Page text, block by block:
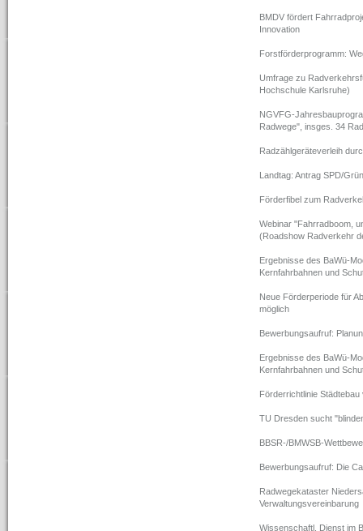
BMDV fördert
Innovation
Forstförderprogramm:
Umfrage zu
Hochschule Karlsruhe)
NGVFG-
Radwege", insges. 34
Radzählgeräteverleih
Landtag: Antrag SPD/
Förderfibel zum
Webinar "Fahrradboom,
(Roadshow Radverkehr
Ergebnisse des BaWü-
Kernfahrbahnen und
Neue Förderperiode für
möglich
Bewerbungsaufruf:
Ergebnisse des BaWü-
Kernfahrbahnen und
Förderrichtlinie Städtebau
TU Dresden sucht
BBSR-/BMWSB-
Bewerbungsaufruf: Die
Radwegekataster
Verwaltungsvereinbarung
Wissenschaftl. Dienst im